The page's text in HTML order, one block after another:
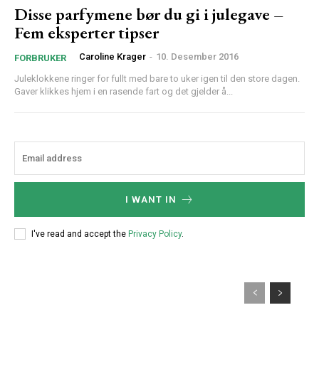
Disse parfymene bør du gi i julegave –
Fem eksperter tipser
FORBRUKER Caroline Krager - 10. Desember 2016
Juleklokkene ringer for fullt med bare to uker igen til den store dagen.
Gaver klikkes hjem i en rasende fart og det gjelder å...
I WANT IN
I've read and accept the Privacy Policy.